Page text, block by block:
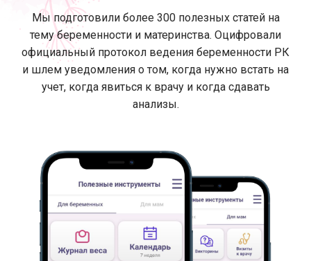
Мы подготовили более 300 полезных статей на
тему беременности и материнства. Оцифровали
официальный протокол ведения беременности РК
и шлем уведомления о том, когда нужно встать на
учет, когда явиться к врачу и когда сдавать
анализы.